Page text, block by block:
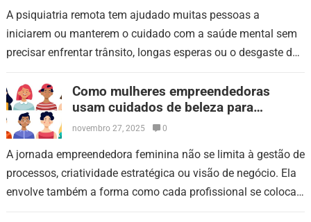
A psiquiatria remota tem ajudado muitas pessoas a
iniciarem ou manterem o cuidado com a saúde mental sem
precisar enfrentar trânsito, longas esperas ou o desgaste de
Como mulheres empreendedoras
usam cuidados de beleza para
fortalecer sua presença profissional
novembro 27, 2025 0
A jornada empreendedora feminina não se limita à gestão de
processos, criatividade estratégica ou visão de negócio. Ela
envolve também a forma como cada profissional se coloca